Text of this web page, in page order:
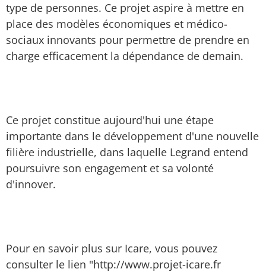
type de personnes. Ce projet aspire à mettre en
place des modèles économiques et médico-
sociaux innovants pour permettre de prendre en
charge efficacement la dépendance de demain.
Ce projet constitue aujourd'hui une étape
importante dans le développement d'une nouvelle
filière industrielle, dans laquelle Legrand entend
poursuivre son engagement et sa volonté
d'innover.
Pour en savoir plus sur Icare, vous pouvez
consulter le lien "http://www.projet-icare.fr